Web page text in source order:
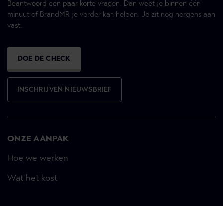
ONZE AANPAK
Hoe we werken
Wat het kost
Beantwoord een paar korte vragen. Dan weet je binnen één
minuut of BrandMR je verder kan helpen. Je zit nog nergens aan
vast.
DOE DE CHECK
INSCHRIJVEN NIEUWSBRIEF